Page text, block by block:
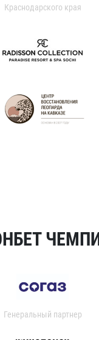
Краснодарского края
Генеральный партнер